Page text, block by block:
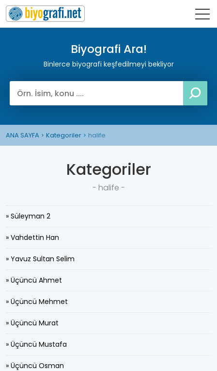
Biyografi Ara!
Binlerce biyografi keşfedilmeyi bekliyor
ANA SAYFA Kategoriler halife
Kategoriler
- halife -
» Süleyman 2
» Vahdettin Han
» Yavuz Sultan Selim
» Üçüncü Ahmet
» Üçüncü Mehmet
» Üçüncü Murat
» Üçüncü Mustafa
» Üçüncü Osman